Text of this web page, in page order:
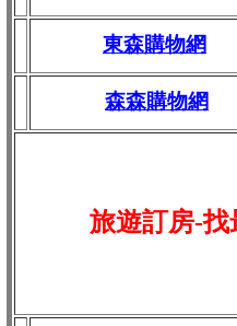
東森購物網
森森購物網
旅遊訂房-